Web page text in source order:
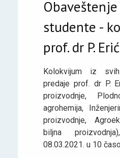
Obaveštenje
studente -
prof. dr P. Erić
Kolokvijum iz
predaje prof. dr P.
proizvodnje,
agrohemija,
proizvodnje,
biljna
08.03.2021. u 10